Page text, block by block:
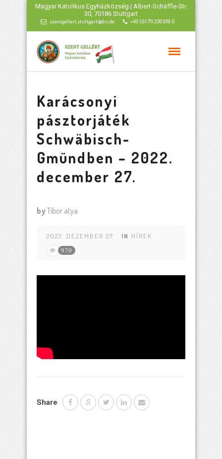
Magyar Katolikus Egyházközség | Albert-Schäffle-Str.
30, 70186 Stuttgart
szentgellert.stuttgart@drs.de +49 (0) 711 236 919 0
Karácsonyi
pásztorjáték
Schwäbisch-
Gmündben – 2022.
december 27.
byTibor atya
2022. DEZEMBER 27 IN HÍREK
970
Share